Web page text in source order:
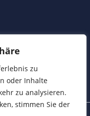
zu
oder Inhalte
zu analysieren.
stimmen Sie der